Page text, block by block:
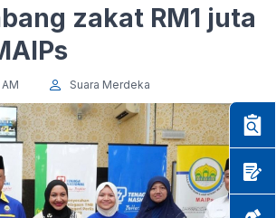
zakat RM1 juta
Suara Merdeka